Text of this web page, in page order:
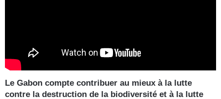
Le Gabon compte contribuer au mieux à la lutte
contre la destruction de la biodiversité et à la lutte